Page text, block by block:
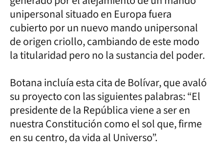
unipersonal situado en Europa fuera
cubierto por un nuevo mando unipersonal
de origen criollo, cambiando de este modo
la titularidad pero no la sustancia del poder.
Botana incluía esta cita de Bolívar, que avaló
su proyecto con las siguientes palabras: “El
presidente de la República viene a ser en
nuestra Constitución como el sol que, firme
en su centro, da vida al Universo”.